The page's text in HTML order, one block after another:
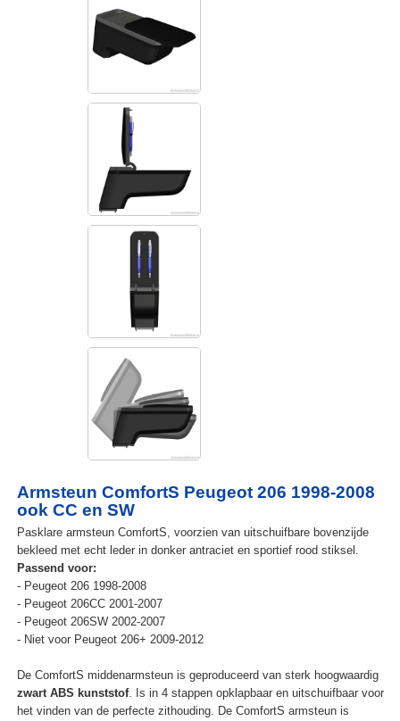
Armsteun ComfortS Peugeot 206 1998-2008
ook CC en SW
Pasklare armsteun ComfortS, voorzien van uitschuifbare bovenzijde
bekleed met echt leder in donker antraciet en sportief rood stiksel.
Passend voor:
- Peugeot 206 1998-2008
- Peugeot 206CC 2001-2007
- Peugeot 206SW 2002-2007
- Niet voor Peugeot 206+ 2009-2012
De ComfortS middenarmsteun is geproduceerd van sterk hoogwaardig
zwart ABS kunststof. Is in 4 stappen opklapbaar en uitschuifbaar voor
het vinden van de perfecte zithouding. De ComfortS armsteun is